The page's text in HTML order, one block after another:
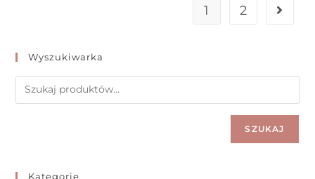
1 2
Wyszukiwarka
SZUKAJ
Kategorie